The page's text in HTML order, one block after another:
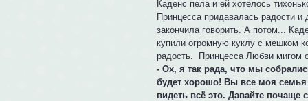
Каденс пела и ей хотелось
Принцесса придавалась радости
закончила говорить. А потом...
купили огромную куклу с мешком
радость. Принцесса Любви мигом
- Ох, я так рада, что мы
будет хорошо! Вы все моя семья
видеть всё это. Давайте почаще